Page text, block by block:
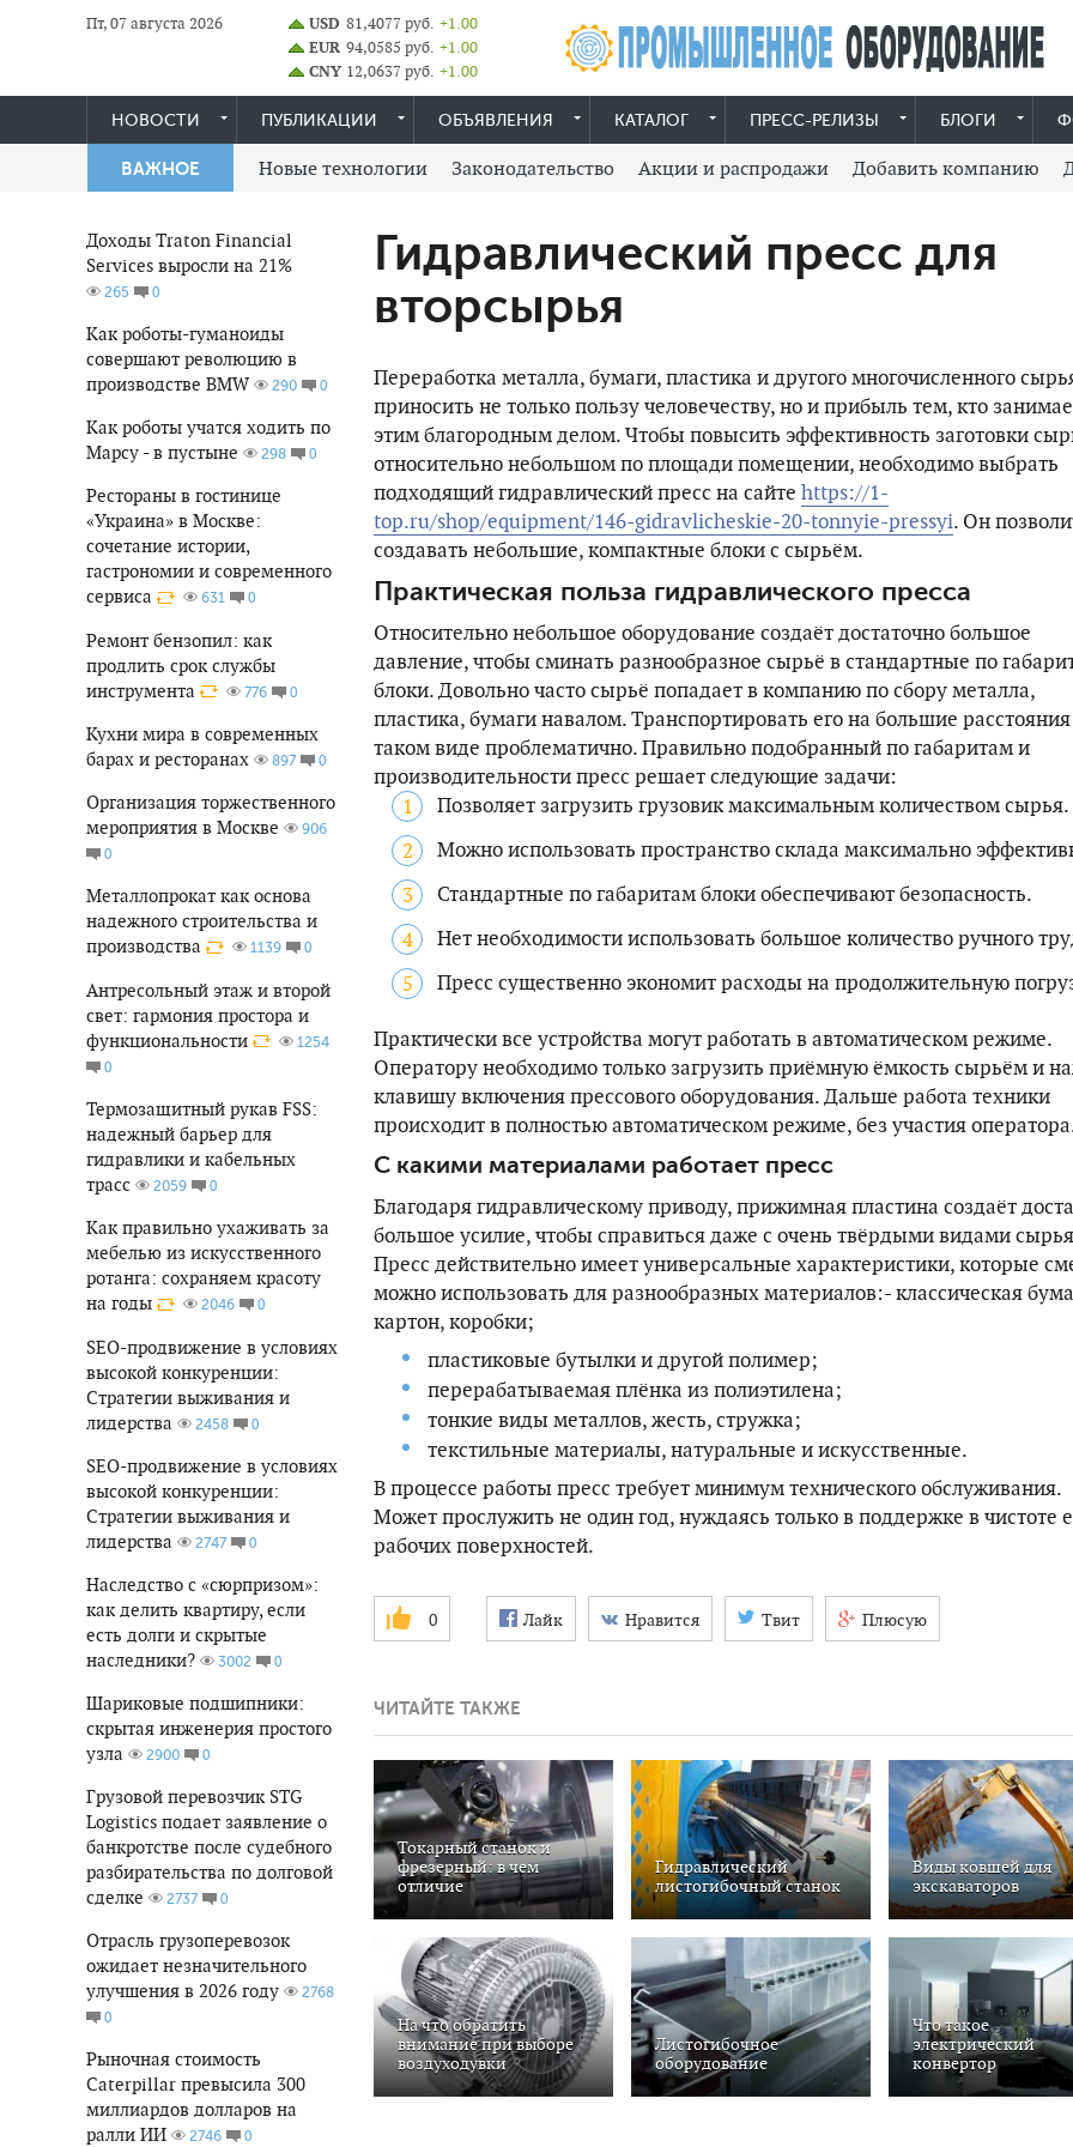
Пт, 07 августа 2026 USD 81,4077 руб. +1.00
EUR 94,0585 руб. +1.00
CNY 12,0637 руб. +1.00
НОВОСТИ ПУБЛИКАЦИИ ОБЪЯВЛЕНИЯ КАТАЛОГ ПРЕСС-РЕЛИЗЫ БЛОГИ
ВАЖНОЕ Новые технологии Законодательство Акции и распродажи Добавить компанию
Доходы Traton Financial
Services выросли на 21%
265 0
Как роботы-гуманоиды
совершают революцию в
производстве BMW
290 0
Как роботы учатся ходить по
Марсу - в пустыне
298 0
Рестораны в гостинице
«Украина» в Москве:
сочетание истории,
гастрономии и современного
сервиса
631 0
Ремонт бензопил: как
продлить срок службы
инструмента
776 0
Кухни мира в современных
барах и ресторанах
897 0
Организация торжественного
мероприятия в Москве
906
0
Металлопрокат как основа
надежного строительства и
производства
1139 0
Антресольный этаж и второй
свет: гармония простора и
функциональности
1254
0
Термозащитный рукав FSS:
надежный барьер для
гидравлики и кабельных
трасс
2059 0
Как правильно ухаживать за
мебелью из искусственного
ротанга: сохраняем красоту
на годы
2046 0
SEO-продвижение в условиях
высокой конкуренции:
Стратегии выживания и
лидерства
2458 0
SEO-продвижение в условиях
высокой конкуренции:
Стратегии выживания и
лидерства
2747 0
Наследство с «сюрпризом»:
как делить квартиру, если
есть долги и скрытые
наследники?
3002 0
Шариковые подшипники:
скрытая инженерия простого
узла
2900 0
Грузовой перевозчик STG
Logistics подает заявление о
банкротстве после судебного
разбирательства по долговой
сделке
2737 0
Отрасль грузоперевозок
ожидает незначительного
улучшения в 2026 году
2768
0
Рыночная стоимость
Caterpillar превысила 300
миллиардов долларов на
ралли ИИ
2746 0
Гидравлический пресс для
вторсырья
Переработка металла, бумаги, пластика и другого многочисленного
приносить не только пользу человечеству, но и прибыль тем, кто
этим благородным делом. Чтобы повысить эффективность заготовки
относительно небольшом по площади помещении, необходимо выбрать
подходящий гидравлический пресс на сайте https://1-
top.ru/shop/equipment/146-gidravlicheskie-20-tonnyie-pressyi. Он
создавать небольшие, компактные блоки с сырьём.
Практическая польза гидравлического пресса
Относительно небольшое оборудование создаёт достаточно большое
давление, чтобы сминать разнообразное сырьё в стандартные по
блоки. Довольно часто сырьё попадает в компанию по сбору металла,
пластика, бумаги навалом. Транспортировать его на большие
таком виде проблематично. Правильно подобранный по габаритам и
производительности пресс решает следующие задачи:
Позволяет загрузить грузовик максимальным количеством сырья.
Можно использовать пространство склада максимально
Стандартные по габаритам блоки обеспечивают безопасность.
Нет необходимости использовать большое количество ручного
Пресс существенно экономит расходы на продолжительную
Практически все устройства могут работать в автоматическом режиме.
Оператору необходимо только загрузить приёмную ёмкость сырьём и
клавишу включения прессового оборудования. Дальше работа техники
происходит в полностью автоматическом режиме, без участия
С какими материалами работает пресс
Благодаря гидравлическому приводу, прижимная пластина создаёт
большое усилие, чтобы справиться даже с очень твёрдыми видами
Пресс действительно имеет универсальные характеристики, которые
можно использовать для разнообразных материалов:- классическая
картон, коробки;
пластиковые бутылки и другой полимер;
перерабатываемая плёнка из полиэтилена;
тонкие виды металлов, жесть, стружка;
текстильные материалы, натуральные и искусственные.
В процессе работы пресс требует минимум технического обслуживания.
Может прослужить не один год, нуждаясь только в поддержке в чистоте
рабочих поверхностей.
0 Лайк Нравится Твит Плюсую
ЧИТАЙТЕ ТАКЖЕ
Токарный станок и
фрезерный: в чем
отличие
Гидравлический
листогибочный станок
Виды ковшей для
экскаваторов
На что обратить
внимание при выборе
воздуходувки
Листогибочное
оборудование
Что такое
электрический
конвертор